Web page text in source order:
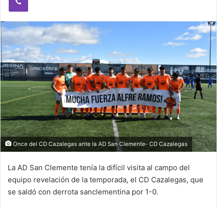
Once del CD Cazalegas ante la AD San Clemente- CD Cazalegas
La AD San Clemente tenía la difícil visita al campo del
equipo revelación de la temporada, el CD Cazalegas, que
se saldó con derrota sanclementina por 1-0.